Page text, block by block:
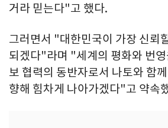
거라 믿는다"고 했다.
그러면서 "대한민국이 가장 신뢰
되겠다"라며 "세계의 평화와 번
보 협력의 동반자로서 나토와 함
향해 힘차게 나아가겠다"고 약속